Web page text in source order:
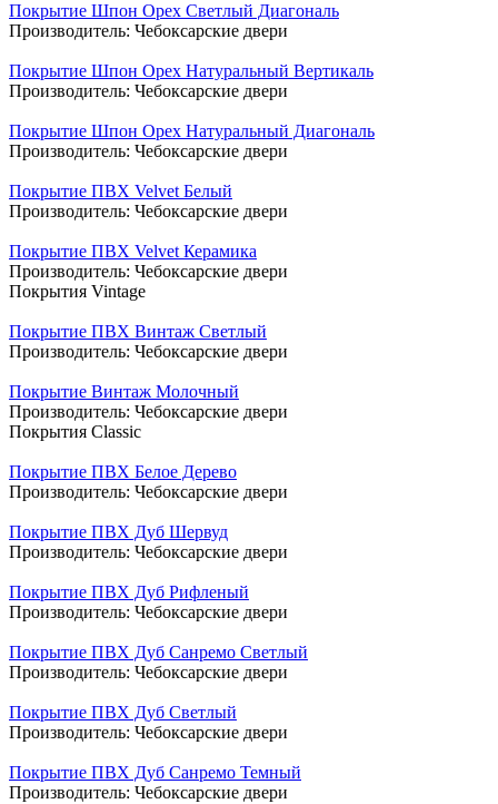
Покрытие Шпон Орех Светлый Диагональ
Производитель: Чебоксарские двери
Покрытие Шпон Орех Натуральный Вертикаль
Производитель: Чебоксарские двери
Покрытие Шпон Орех Натуральный Диагональ
Производитель: Чебоксарские двери
Покрытие ПВХ Velvet Белый
Производитель: Чебоксарские двери
Покрытие ПВХ Velvet Керамика
Производитель: Чебоксарские двери
Покрытия Vintage
Покрытие ПВХ Винтаж Светлый
Производитель: Чебоксарские двери
Покрытие Винтаж Молочный
Производитель: Чебоксарские двери
Покрытия Classic
Покрытие ПВХ Белое Дерево
Производитель: Чебоксарские двери
Покрытие ПВХ Дуб Шервуд
Производитель: Чебоксарские двери
Покрытие ПВХ Дуб Рифленый
Производитель: Чебоксарские двери
Покрытие ПВХ Дуб Санремо Светлый
Производитель: Чебоксарские двери
Покрытие ПВХ Дуб Светлый
Производитель: Чебоксарские двери
Покрытие ПВХ Дуб Санремо Темный
Производитель: Чебоксарские двери